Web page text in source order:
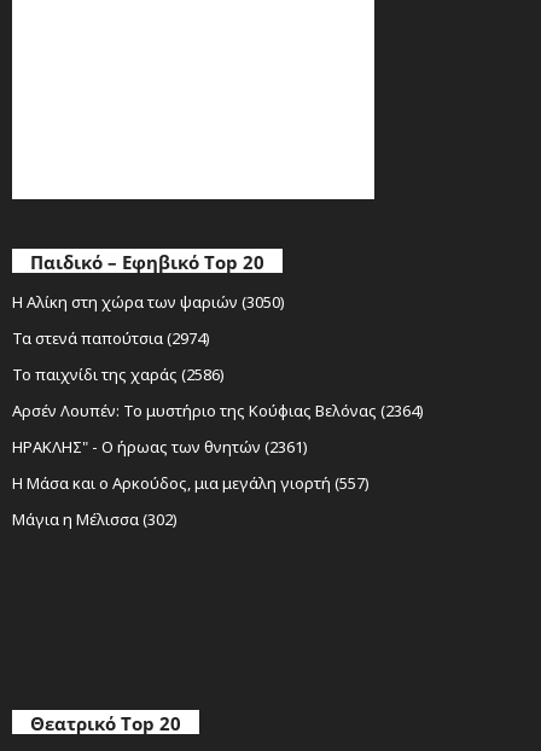
Παιδικό – Εφηβικό Top 20
Η Αλίκη στη χώρα των ψαριών (3050)
Τα στενά παπούτσια (2974)
Το παιχνίδι της χαράς (2586)
Αρσέν Λουπέν: Το μυστήριο της Κούφιας Βελόνας (2364)
ΗΡΑΚΛΗΣ" - Ο ήρωας των θνητών (2361)
Η Μάσα και ο Αρκούδος, μια μεγάλη γιορτή (557)
Μάγια η Μέλισσα (302)
Θεατρικό Top 20